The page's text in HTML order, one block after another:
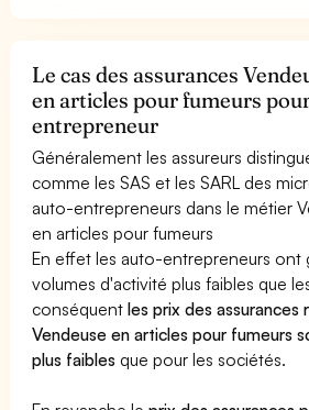
Le cas des assurances
en articles pour fumeurs
entrepreneur
Généralement les assureurs
comme les SAS et les SARL des
auto-entrepreneurs dans le métier
en articles pour fumeurs
En effet les auto-entrepreneurs ont
volumes d'activité plus faibles que
conséquentles prix des assurances
Vendeuse en articles pour fumeurs
plus faibles que pour les sociétés.